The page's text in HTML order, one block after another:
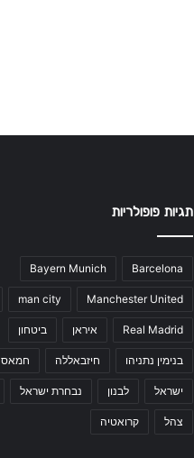
תגיות פופולריות
Barcelona
Bayern Munich
Manchester United
man city
Real Madrid איראן ביטחון
בנימין נתניהו חיזבאללה חמאס
ישראל לבנון נבחרת ישראל
צהל קרואטיה